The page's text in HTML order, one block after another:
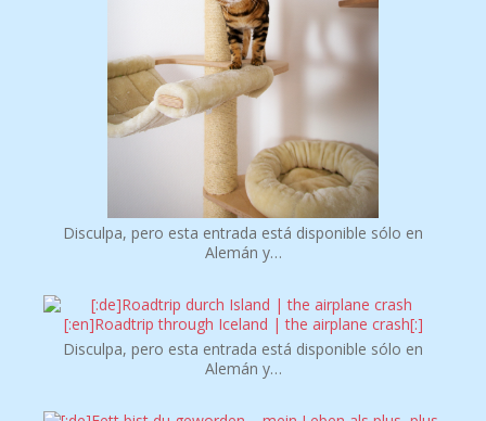
Disculpa, pero esta entrada está disponible sólo en
Alemán y…
Disculpa, pero esta entrada está disponible sólo en
Alemán y…